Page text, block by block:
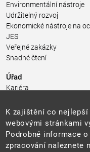
Environmentální nástroje
Udržitelný rozvoj
Ekonomické nástroje na
JES
Veřejné zakázky
Snadné čtení
Úřad
Kariéra
Pro média a veřejnost
Povinně zveřejňované
Kontakty
Přistupnost budovy úřadu
K zajištění co
webovými stránkami
Podrobné informace
zpracování naleznete